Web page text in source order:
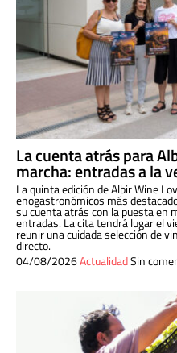
La cuenta atrás para
marcha: entradas a la
La quinta edición de Albir Wine
enogastronómicos más
su cuenta atrás con la puesta en
entradas. La cita tendrá lugar el
reunir una cuidada selección de
directo.
04/08/2026ActualidadSin